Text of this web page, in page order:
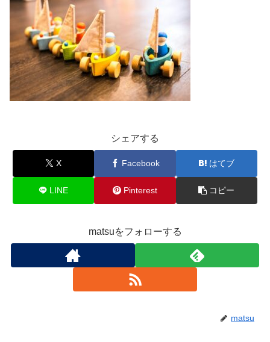
シェアする
X Facebook はてブ
LINE Pinterest コピー
matsuをフォローする
matsu